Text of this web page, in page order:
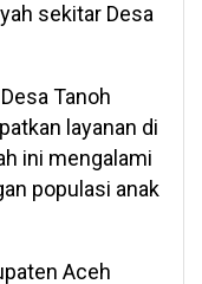
sekitar Desa
Tanoh
layanan di
ini mengalami
populasi anak
Aceh